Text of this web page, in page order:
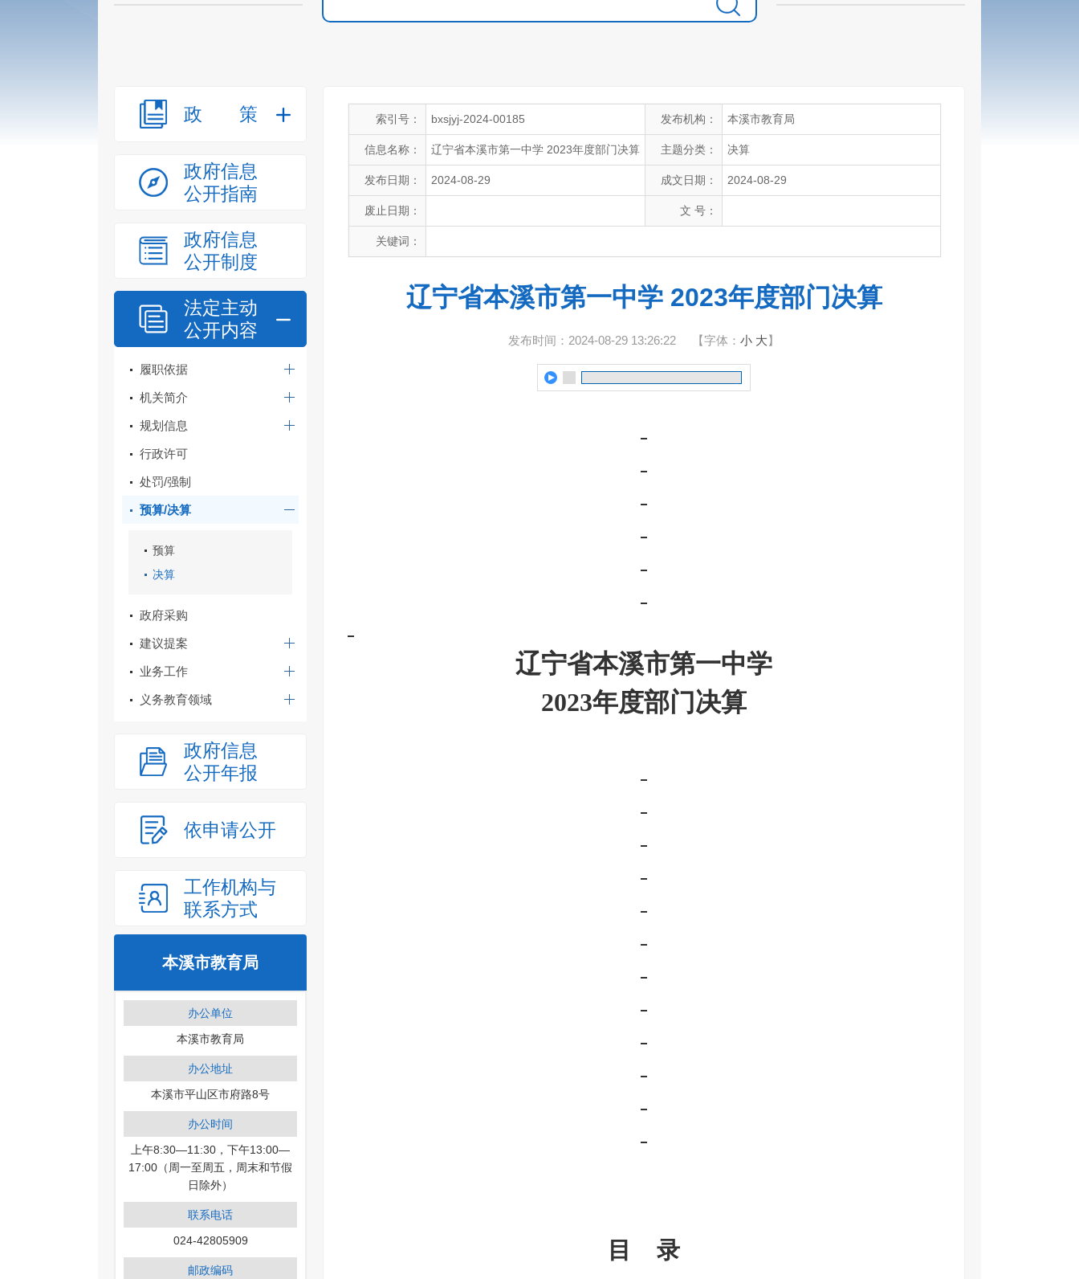
政策
政府信息
公开指南
政府信息
公开制度
法定主动
公开内容
履职依据
机关简介
规划信息
行政许可
处罚/强制
预算/决算
预算
决算
政府采购
建议提案
业务工作
义务教育领域
政府信息
公开年报
依申请公开
工作机构与
联系方式
本溪市教育局
办公单位
本溪市教育局
办公地址
本溪市平山区市府路8号
办公时间
上午8:30—11:30，下午13:00—
17:00（周一至周五，周末和节假
日除外）
联系电话
024-42805909
邮政编码
索引号： bxsjyj-2024-00185 发布机构： 本溪市教育局
信息名称： 辽宁省本溪市第一中学 2023年度部门决算 主题分类： 决算
发布日期： 2024-08-29 成文日期： 2024-08-29
废止日期： 文 号：
关键词：
辽宁省本溪市第一中学 2023年度部门决算
发布时间：2024-08-29 13:26:22 【字体： 小 大】
辽宁省本溪市第一中学
2023年度部门决算
目 录